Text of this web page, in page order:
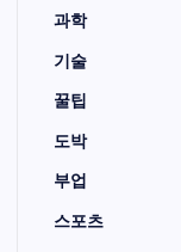
과학
기술
꿀팁
도박
부업
스포츠